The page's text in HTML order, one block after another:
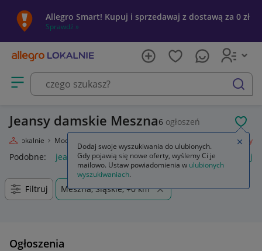
Allegro Smart! Kupuj i sprzedawaj z dostawą za 0 zł
Sprawdź »
Otwórz menu z kategoriami
szukaj
Jeansy damskie Meszna6 ogłoszeń
Lokalnie Moda Jeansy
Podobne: jeansy jeansy damskie jeansy wendy trendy
Filtruj Meszna, Śląskie, +0 km
Ogłoszenia
Dodaj swoje wyszukiwania do ulubionych.
Gdy pojawią się nowe oferty, wyślemy Ci je
mailowo. Ustaw powiadomienia w ulubionych
wyszukiwaniach.